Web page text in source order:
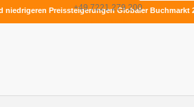
niedrigeren PreissteigerungenGlobaler Buchmarkt
+49 7221 279 200